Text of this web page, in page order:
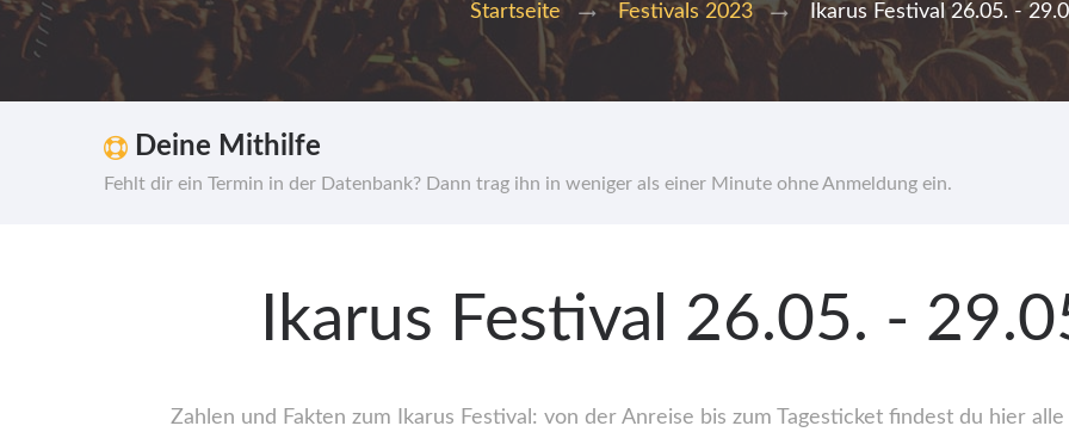
Startseite Festivals 2023 Ikarus Festival 26.05. -
Deine Mithilfe
Fehlt dir ein Termin in der Datenbank? Dann trag ihn in weniger als einer Minute ohne Anmeldung ein.
Ikarus Festival 26.05. -
Zahlen und Fakten zum Ikarus Festival: von der Anreise bis zum Tagesticket findest du hier